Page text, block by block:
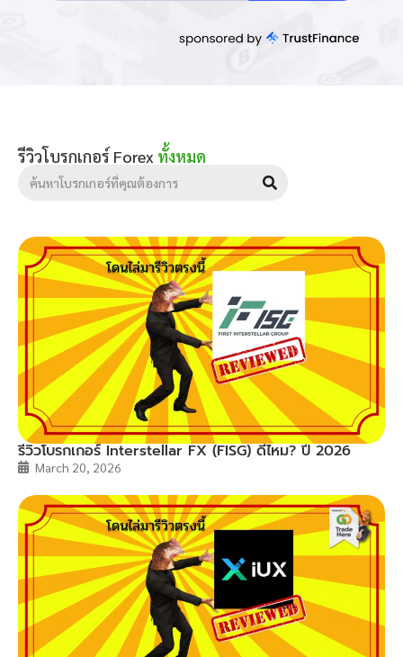
รีวิวโบรกเกอร์ Forex ทั้งหมด
รีวิวโบรกเกอร์ Interstellar FX (FISG) ดีไหม? ปี 2026
March 20, 2026